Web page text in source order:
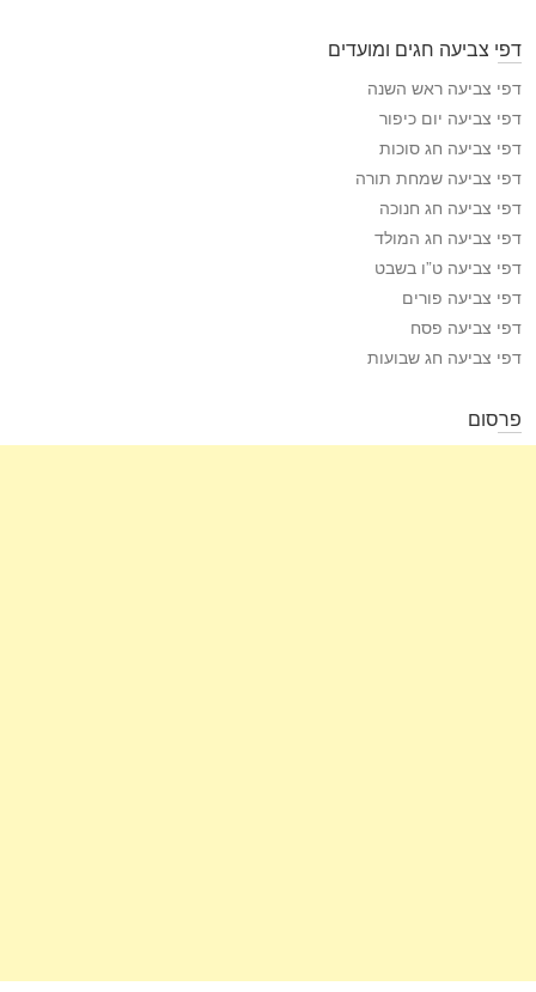
דפי צביעה חגים ומועדים
דפי צביעה ראש השנה
דפי צביעה יום כיפור
דפי צביעה חג סוכות
דפי צביעה שמחת תורה
דפי צביעה חג חנוכה
דפי צביעה חג המולד
דפי צביעה ט”ו בשבט
דפי צביעה פורים
דפי צביעה פסח
דפי צביעה חג שבועות
פרסום